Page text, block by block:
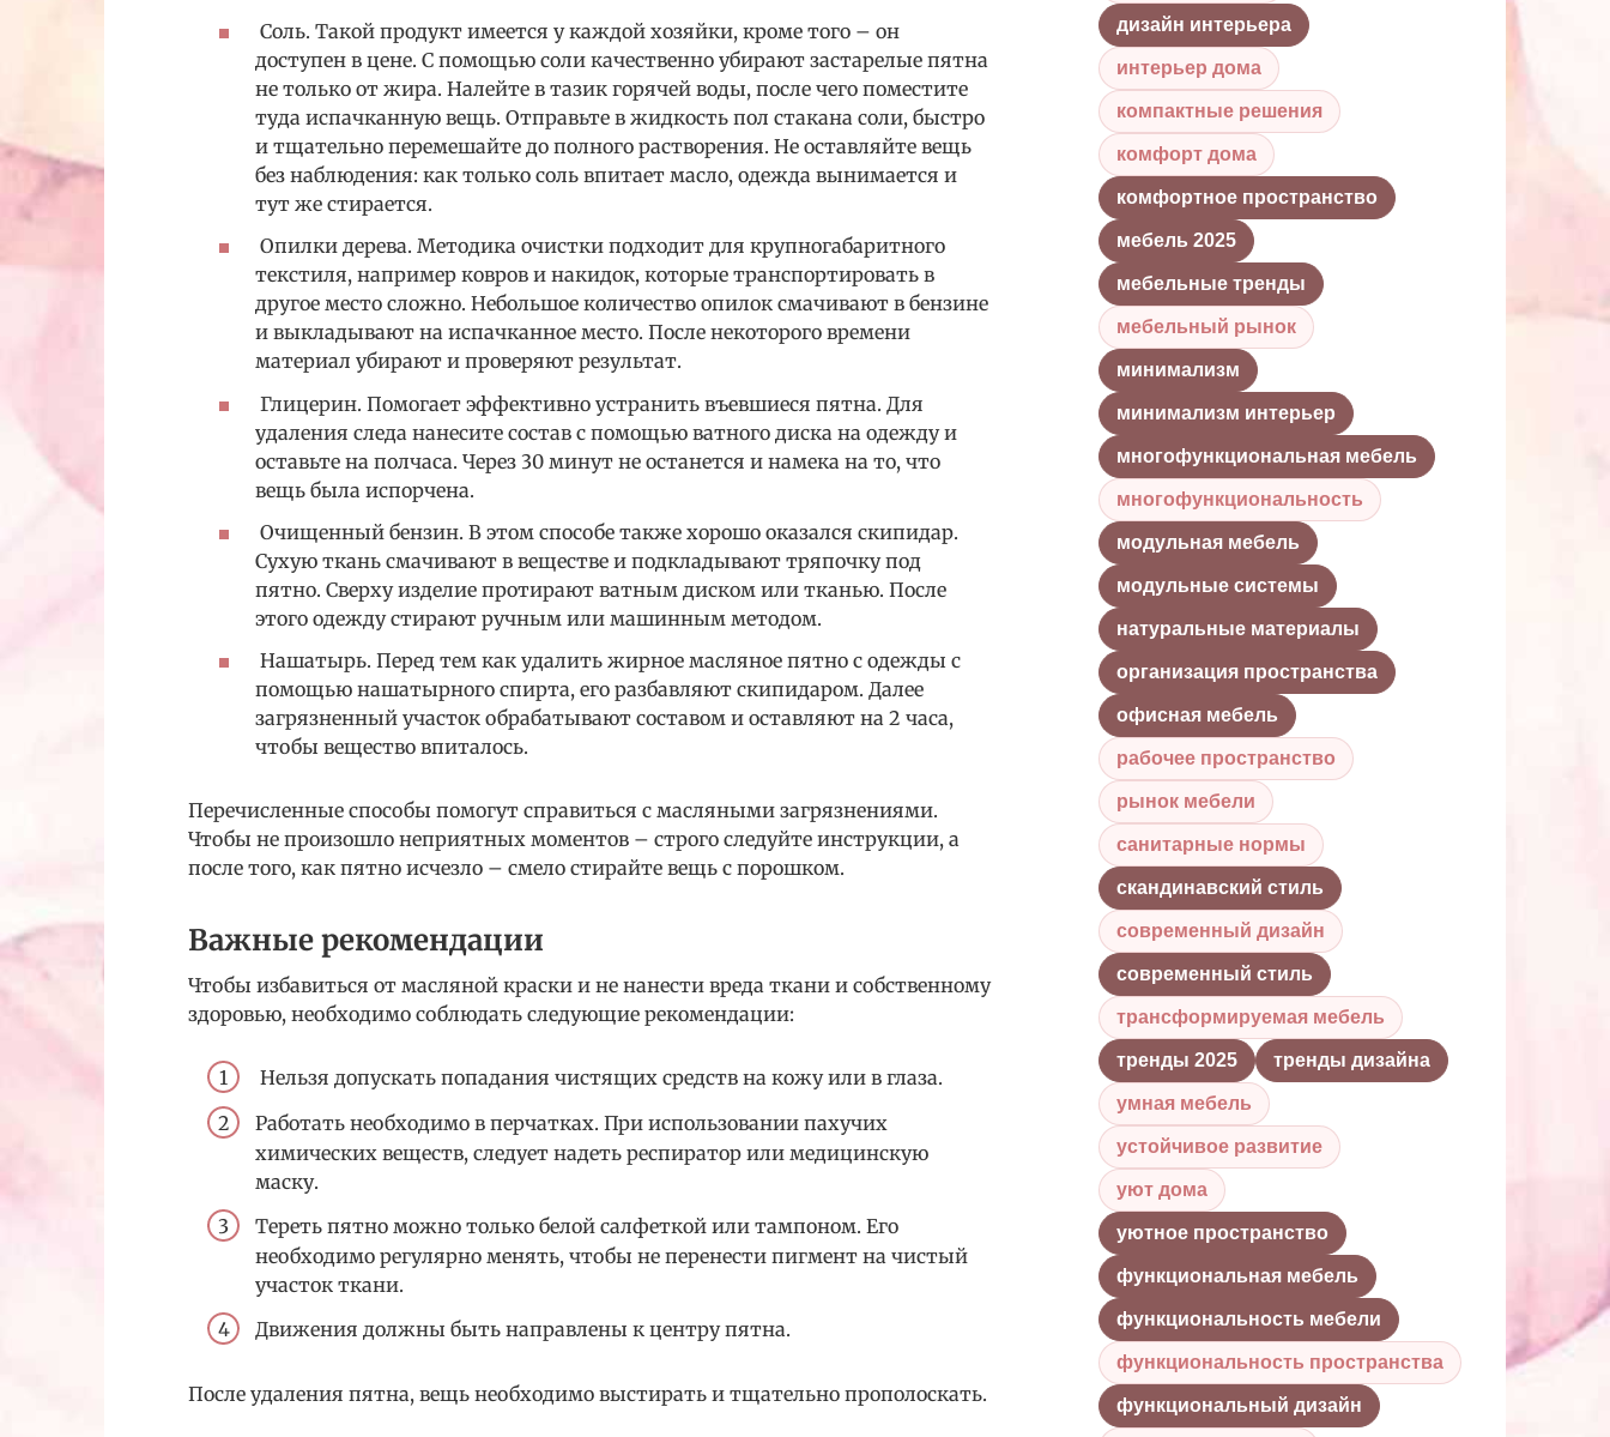
Соль. Такой продукт имеется у каждой хозяйки, кроме того – он
доступен в цене. С помощью соли качественно убирают застарелые пятна
не только от жира. Налейте в тазик горячей воды, после чего поместите
туда испачканную вещь. Отправьте в жидкость пол стакана соли, быстро
и тщательно перемешайте до полного растворения. Не оставляйте вещь
без наблюдения: как только соль впитает масло, одежда вынимается и
тут же стирается.
Опилки дерева. Методика очистки подходит для крупногабаритного
текстиля, например ковров и накидок, которые транспортировать в
другое место сложно. Небольшое количество опилок смачивают в бензине
и выкладывают на испачканное место. После некоторого времени
материал убирают и проверяют результат.
Глицерин. Помогает эффективно устранить въевшиеся пятна. Для
удаления следа нанесите состав с помощью ватного диска на одежду и
оставьте на полчаса. Через 30 минут не останется и намека на то, что
вещь была испорчена.
Очищенный бензин. В этом способе также хорошо оказался скипидар.
Сухую ткань смачивают в веществе и подкладывают тряпочку под
пятно. Сверху изделие протирают ватным диском или тканью. После
этого одежду стирают ручным или машинным методом.
Нашатырь. Перед тем как удалить жирное масляное пятно с одежды с
помощью нашатырного спирта, его разбавляют скипидаром. Далее
загрязненный участок обрабатывают составом и оставляют на 2 часа,
чтобы вещество впиталось.
Перечисленные способы помогут справиться с масляными загрязнениями.
Чтобы не произошло неприятных моментов – строго следуйте инструкции, а
после того, как пятно исчезло – смело стирайте вещь с порошком.
Важные рекомендации
Чтобы избавиться от масляной краски и не нанести вреда ткани и собственному
здоровью, необходимо соблюдать следующие рекомендации:
Нельзя допускать попадания чистящих средств на кожу или в глаза.
Работать необходимо в перчатках. При использовании пахучих
химических веществ, следует надеть респиратор или медицинскую
маску.
Тереть пятно можно только белой салфеткой или тампоном. Его
необходимо регулярно менять, чтобы не перенести пигмент на чистый
участок ткани.
Движения должны быть направлены к центру пятна.
После удаления пятна, вещь необходимо выстирать и тщательно прополоскать.
дизайн интерьера
интерьер дома
компактные решения
комфорт дома
комфортное пространство
мебель 2025
мебельные тренды
мебельный рынок
минимализм
минимализм интерьер
многофункциональная мебель
многофункциональность
модульная мебель
модульные системы
натуральные материалы
организация пространства
офисная мебель
рабочее пространство
рынок мебели
санитарные нормы
скандинавский стиль
современный дизайн
современный стиль
трансформируемая мебель
тренды 2025 тренды дизайна
умная мебель
устойчивое развитие
уют дома
уютное пространство
функциональная мебель
функциональность мебели
функциональность пространства
функциональный дизайн